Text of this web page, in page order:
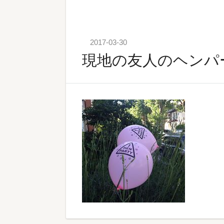
2017-03-30
現地の友人のヘンパ